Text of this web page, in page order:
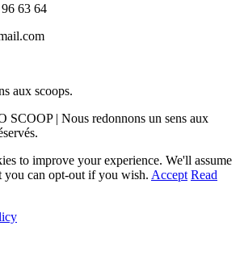
63 64
aux scoops.
| Nous redonnons un sens aux
to improve your experience. We'll assume
can opt-out if you wish. Accept Read